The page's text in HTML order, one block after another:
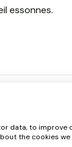
essonnes.
data, to
the cookies